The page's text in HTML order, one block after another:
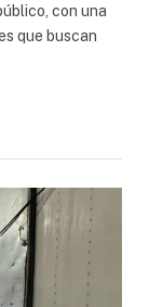
con una
que buscan